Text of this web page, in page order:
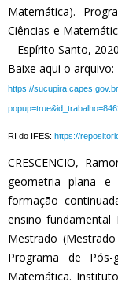
Matemática).
Ciências e
– Espírito Santo,
Baixe aqui o arquivo:
https://
RI do IFES: https://
CRESCENCIO,
geometria plana
formação
ensino fundamental
Mestrado
Programa de
Matemática.